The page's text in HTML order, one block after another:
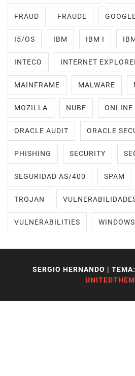
FRAUD FRAUDE
I5/OS IBM IBM I
INTECO INTERNET
MAINFRAME MALWARE
MOZILLA NUBE ONLINE
ORACLE AUDIT ORACLE
PHISHING SECURITY
SEGURIDAD AS/400 SPAM
TROJAN
VULNERABILITIES WINDOWS
SERGIO HERNANDO |